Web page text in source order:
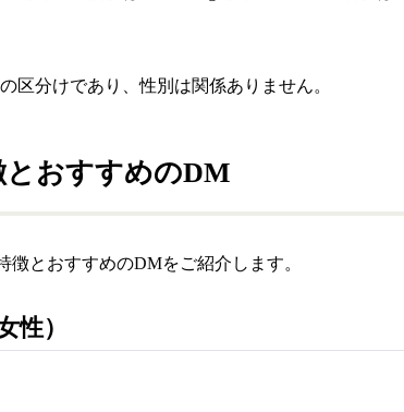
区分けであり、性別は関係ありません。
とおすすめのDM
徴とおすすめのDMをご紹介します。
性）